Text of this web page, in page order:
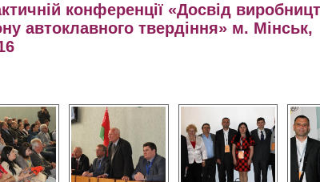
конференції «Досвід
автоклавного твердіння» м. Мінськ,